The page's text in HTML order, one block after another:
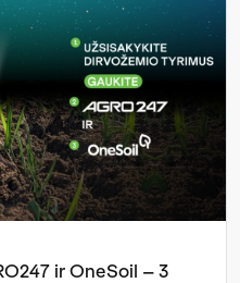
ir OneSoil – 3